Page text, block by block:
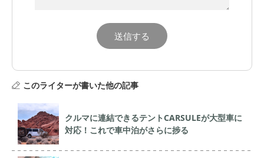
このライターが書いた他の記事
クルマに連結できるテントCARSULEが大型車に
対応！これで車中泊がさらに捗る